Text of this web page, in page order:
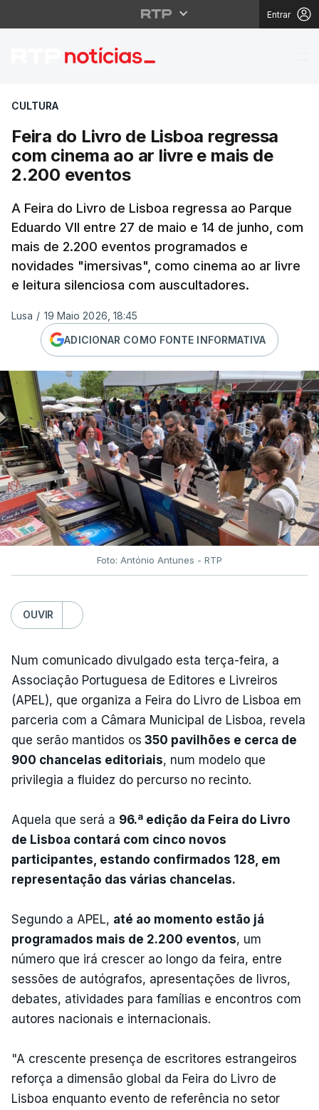
Entrar
Feira do Livro de
CULTURA
Feira do Livro de Lisboa regressa
com cinema ao ar livre e mais de
2.200 eventos
A Feira do Livro de Lisboa regressa ao Parque
Eduardo VII entre 27 de maio e 14 de junho, com
mais de 2.200 eventos programados e
novidades "imersivas", como cinema ao ar livre
e leitura silenciosa com auscultadores.
Lusa / 19 Maio 2026, 18:45
ADICIONAR COMO FONTE INFORMATIVA
Foto: António Antunes - RTP
OUVIR
Num comunicado divulgado esta terça-feira, a
Associação Portuguesa de Editores e Livreiros
(APEL), que organiza a Feira do Livro de Lisboa em
parceria com a Câmara Municipal de Lisboa, revela
que serão mantidos os 350 pavilhões e cerca de
900 chancelas editoriais, num modelo que
privilegia a fluidez do percurso no recinto.
Aquela que será a 96.ª edição da Feira do Livro
de Lisboa contará com cinco novos
participantes, estando confirmados 128, em
representação das várias chancelas.
Segundo a APEL, até ao momento estão já
programados mais de 2.200 eventos, um
número que irá crescer ao longo da feira, entre
sessões de autógrafos, apresentações de livros,
debates, atividades para famílias e encontros com
autores nacionais e internacionais.
"A crescente presença de escritores estrangeiros
reforça a dimensão global da Feira do Livro de
Lisboa enquanto evento de referência no setor